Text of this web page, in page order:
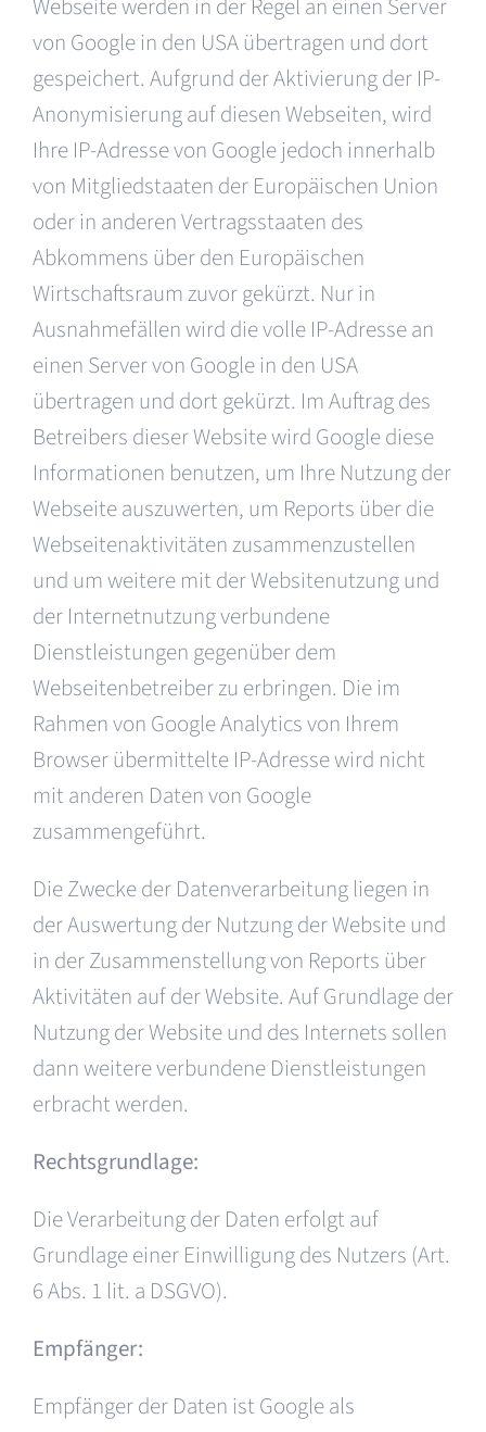
von Google in den USA übertragen und dort
gespeichert. Aufgrund der Aktivierung der IP-
Anonymisierung auf diesen Webseiten, wird
Ihre IP-Adresse von Google jedoch innerhalb
von Mitgliedstaaten der Europäischen Union
oder in anderen Vertragsstaaten des
Abkommens über den Europäischen
Wirtschaftsraum zuvor gekürzt. Nur in
Ausnahmefällen wird die volle IP-Adresse an
einen Server von Google in den USA
übertragen und dort gekürzt. Im Auftrag des
Betreibers dieser Website wird Google diese
Informationen benutzen, um Ihre Nutzung der
Webseite auszuwerten, um Reports über die
Webseitenaktivitäten zusammenzustellen
und um weitere mit der Websitenutzung und
der Internetnutzung verbundene
Dienstleistungen gegenüber dem
Webseitenbetreiber zu erbringen. Die im
Rahmen von Google Analytics von Ihrem
Browser übermittelte IP-Adresse wird nicht
mit anderen Daten von Google
zusammengeführt.
Die Zwecke der Datenverarbeitung liegen in
der Auswertung der Nutzung der Website und
in der Zusammenstellung von Reports über
Aktivitäten auf der Website. Auf Grundlage der
Nutzung der Website und des Internets sollen
dann weitere verbundene Dienstleistungen
erbracht werden.
Rechtsgrundlage:
Die Verarbeitung der Daten erfolgt auf
Grundlage einer Einwilligung des Nutzers (Art.
6 Abs. 1 lit. a DSGVO).
Empfänger:
Empfänger der Daten ist Google als